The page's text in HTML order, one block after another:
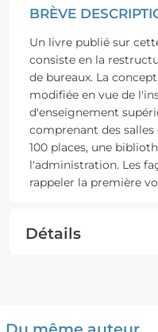
BRÈVE
Un livre publié sur
consiste en la
de bureaux. La
modifiée en vue de
d'enseignement
comprenant des
100 places, une
l'administration. Les
rappeler la première
Détails